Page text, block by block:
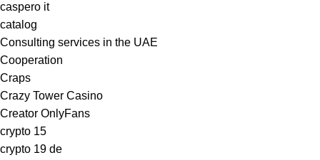
caspero it
catalog
Consulting services in the UAE
Cooperation
Craps
Crazy Tower Сasino
Creator OnlyFans
crypto 15
crypto 19 de